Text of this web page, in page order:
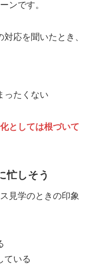
ンです。
応を聞いたとき、
ったくない
としては根づいて
忙しそう
見学のときの印象
ている